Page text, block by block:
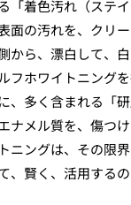
着色汚れ（ステ
面の汚れを、クリ
から、漂白して、
ホワイトニング
、多く含まれる「
ナメル質を、傷つ
ニングは、その限
賢く、活用する